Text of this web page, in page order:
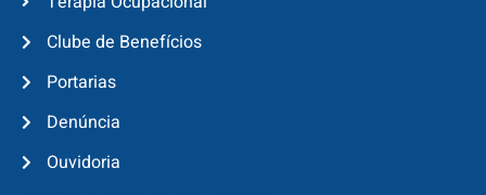
Clube de Benefícios
Portarias
Denúncia
Ouvidoria